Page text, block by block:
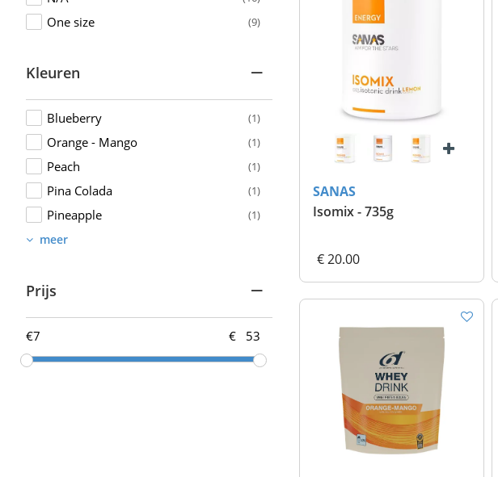
(9)
One size
Kleuren
(1)
Blueberry
(1)
Orange - Mango
(1)
Peach
(1)
Pina Colada
(1)
Pineapple
meer
Prijs
€ €
SANAS
Isomix - 735g
€ 20.00